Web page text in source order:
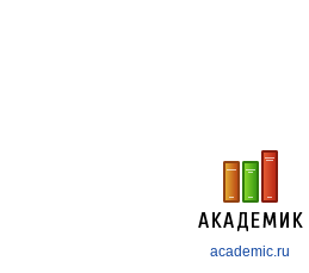
academic.ru